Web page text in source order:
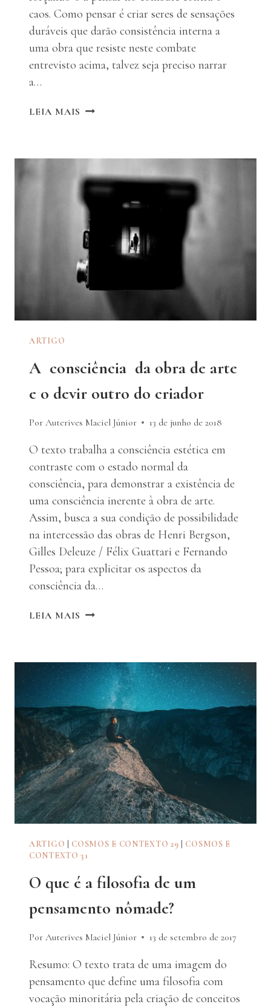
caos. Como pensar é criar seres de sensações
duráveis que darão consistência interna a
uma obra que resiste neste combate
entrevisto acima, talvez seja preciso narrar
a…
LEIA MAIS DO
VIDA
E
PENSAMENTO
NA
CRIAÇÃO
DE
UMA
ARTE
DESMEDIDA
ARTIGO
A consciência da obra de arte
e o devir outro do criador
Por Auterives Maciel Júnior 13 de junho de 2018
O texto trabalha a consciência estética em
contraste com o estado normal da
consciência, para demonstrar a existência de
uma consciência inerente à obra de arte.
Assim, busca a sua condição de possibilidade
na intercessão das obras de Henri Bergson,
Gilles Deleuze / Félix Guattari e Fernando
Pessoa; para explicitar os aspectos da
consciência da…
LEIA MAIS A
DE
ARTE
O
DEVIR
OUTRO
DO
CRIADOR
ARTIGO COSMOS E CONTEXTO 29
COSMOS E
CONTEXTO 31
O que é a filosofia de um
pensamento nômade?
Por Auterives Maciel Júnior 13 de setembro de 2017
Resumo: O texto trata de uma imagem do
pensamento que define uma filosofia com
vocação minoritária pela criação de conceitos